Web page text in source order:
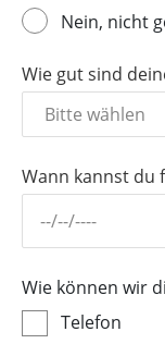
Nein, nicht
Wie gut sind
Wann kannst du
Wie können wir
Telefon